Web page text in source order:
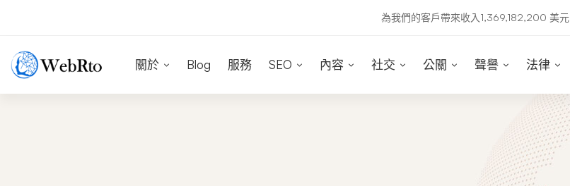
為我們的客戶帶來收入1,369,182,200 美元
關於 Blog 服務 SEO 內容 社交 公關 聲譽 法律